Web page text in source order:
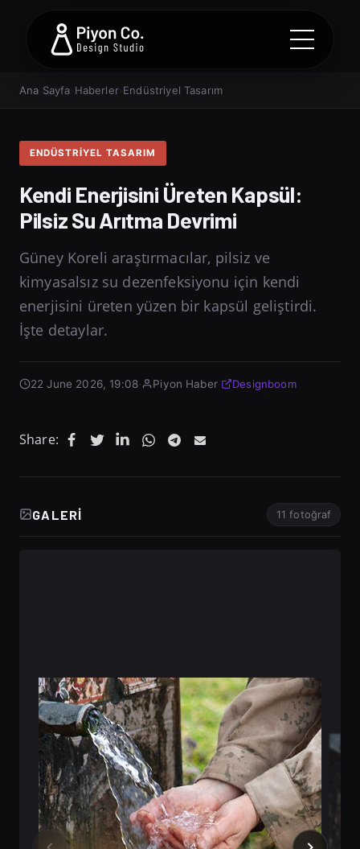
Ana Sayfa Haberler› Endüstriyel Tasarım
ENDÜSTRIYEL TASARIM
Kendi Enerjisini Üreten Kapsül:
Pilsiz Su Arıtma Devrimi
Güney Koreli araştırmacılar, pilsiz ve
kimyasalsız su dezenfeksiyonu için kendi
enerjisini üreten yüzen bir kapsül geliştirdi.
İşte detaylar.
22 June 2026, 19:08 Piyon Haber· Designboom
Share:
GALERI 11 fotoğraf